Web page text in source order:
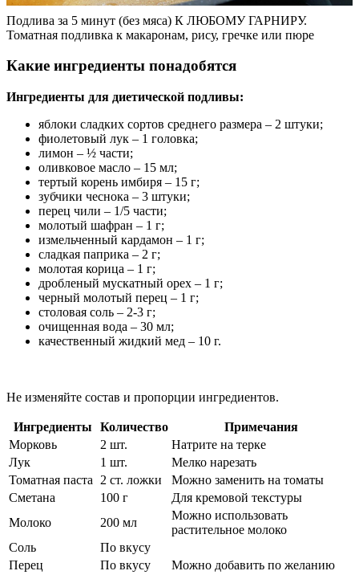
Подлива за 5 минут (без мяса) К ЛЮБОМУ ГАРНИРУ.
Томатная подливка к макаронам, рису, гречке или пюре
Какие ингредиенты понадобятся
Ингредиенты для диетической подливы:
яблоки сладких сортов среднего размера – 2 штуки;
фиолетовый лук – 1 головка;
лимон – ½ части;
оливковое масло – 15 мл;
тертый корень имбиря – 15 г;
зубчики чеснока – 3 штуки;
перец чили – 1/5 части;
молотый шафран – 1 г;
измельченный кардамон – 1 г;
сладкая паприка – 2 г;
молотая корица – 1 г;
дробленый мускатный орех – 1 г;
черный молотый перец – 1 г;
столовая соль – 2-3 г;
очищенная вода – 30 мл;
качественный жидкий мед – 10 г.
Не изменяйте состав и пропорции ингредиентов.
Ингредиенты Количество
Примечания
Морковь
2 шт.
Натрите на терке
Лук
1 шт.
Мелко нарезать
Томатная паста
2 ст. ложки
Можно заменить на томаты
Сметана
100 г
Для кремовой текстуры
Молоко
200 мл
Можно использовать
растительное молоко
Соль
По вкусу
Перец
По вкусу
Можно добавить по желанию